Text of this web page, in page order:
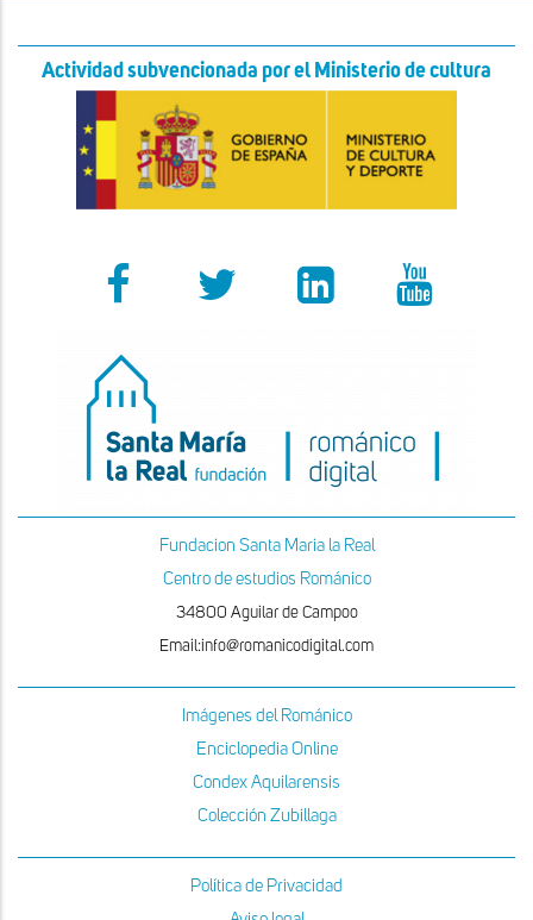
Actividad subvencionada por el Ministerio de cultura
Fundacion Santa Maria la Real
Centro de estudios Románico
34800 Aguilar de Campoo
Email:info@romanicodigital.com
Imágenes del Románico
Enciclopedia Online
Condex Aquilarensis
Colección Zubillaga
Política de Privacidad